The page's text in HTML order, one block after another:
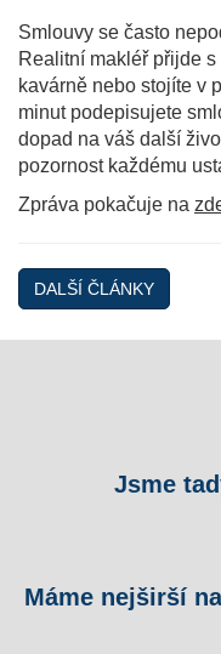
Smlouvy se často
Realitní makléř přijde
kavárně nebo stojíte v
minut podepisujete
dopad na váš další
pozornost každému
Zpráva pokačuje na
DALŠÍ ČLÁNKY
Jsme
Máme nejširší